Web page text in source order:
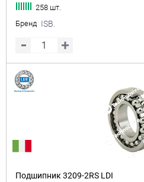
258 шт.
Бренд ISB.
Подшипник 3209-2RS LDI